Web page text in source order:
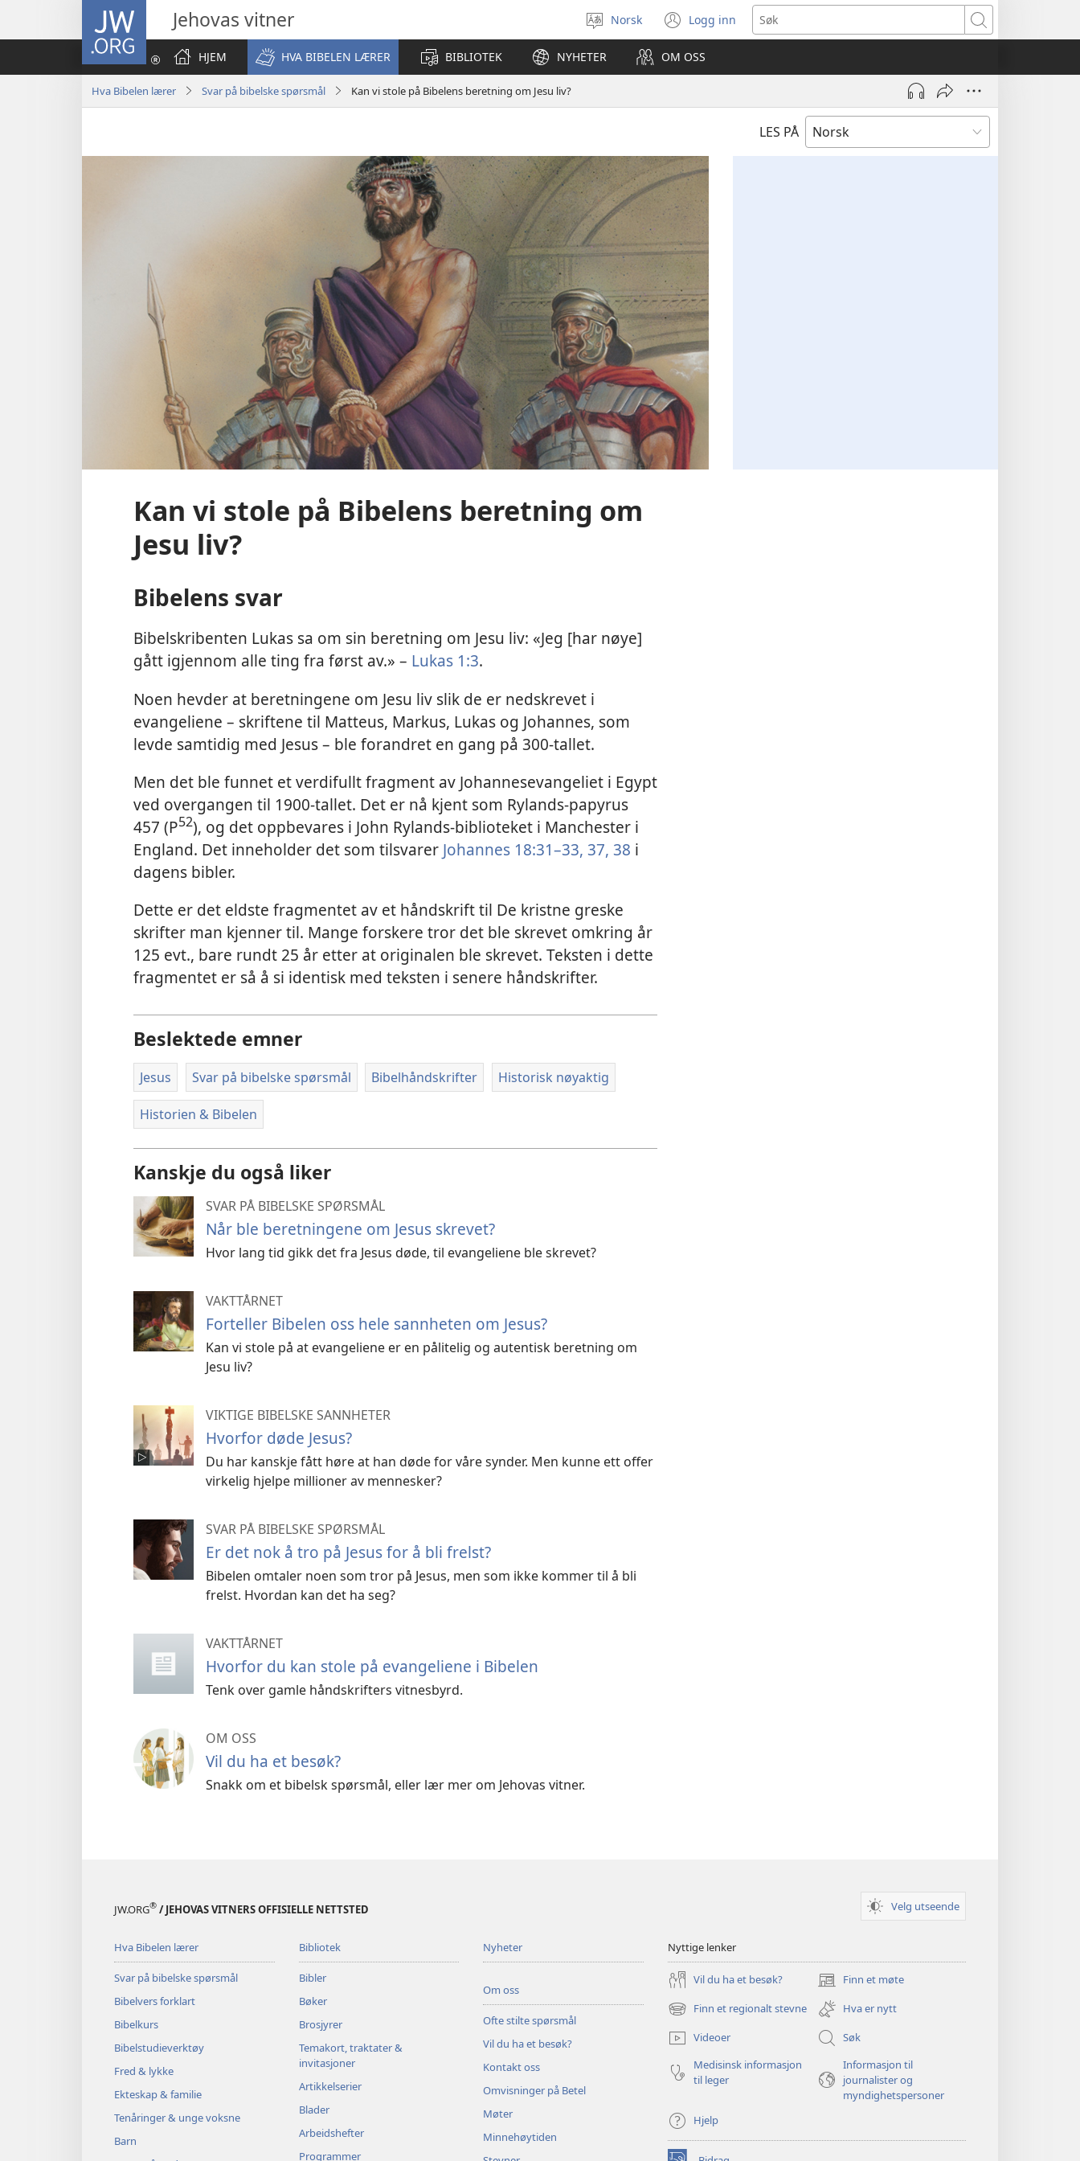
JW.ORG Jehovas vitner
Velg
språk
Norsk Logg inn
(åpner
nytt
vindu)
Søk
HJEM
HVA BIBELEN LÆRER BIBLIOTEK NYHETER OM OSS
Hva Bibelen lærer Svar på bibelske spørsmål Kan vi stole på Bibelens beretning om Jesu liv?
LES PÅ
Kan vi stole på Bibelens beretning om
Jesu liv?
Bibelens svar
Bibelskribenten Lukas sa om sin beretning om Jesu liv: «Jeg [har nøye]
gått igjennom alle ting fra først av.» – Lukas 1:3.
Noen hevder at beretningene om Jesu liv slik de er nedskrevet i
evangeliene – skriftene til Matteus, Markus, Lukas og Johannes, som
levde samtidig med Jesus – ble forandret en gang på 300-tallet.
Men det ble funnet et verdifullt fragment av Johannesevangeliet i Egypt
ved overgangen til 1900-tallet. Det er nå kjent som Rylands-papyrus
457 (P52), og det oppbevares i John Rylands-biblioteket i Manchester i
England. Det inneholder det som tilsvarer Johannes 18:31–33, 37, 38 i
dagens bibler.
Dette er det eldste fragmentet av et håndskrift til De kristne greske
skrifter man kjenner til. Mange forskere tror det ble skrevet omkring år
125 evt., bare rundt 25 år etter at originalen ble skrevet. Teksten i dette
fragmentet er så å si identisk med teksten i senere håndskrifter.
Beslektede emner
Jesus Svar på bibelske spørsmål Bibelhåndskrifter Historisk nøyaktig
Historien & Bibelen
Kanskje du også liker
SVAR PÅ BIBELSKE SPØRSMÅL
Når ble beretningene om Jesus skrevet?
Hvor lang tid gikk det fra Jesus døde, til evangeliene ble skrevet?
VAKTTÅRNET
Forteller Bibelen oss hele sannheten om Jesus?
Kan vi stole på at evangeliene er en pålitelig og autentisk beretning om
Jesu liv?
VIKTIGE BIBELSKE SANNHETER
Hvorfor døde Jesus?
Du har kanskje fått høre at han døde for våre synder. Men kunne ett offer
virkelig hjelpe millioner av mennesker?
SVAR PÅ BIBELSKE SPØRSMÅL
Er det nok å tro på Jesus for å bli frelst?
Bibelen omtaler noen som tror på Jesus, men som ikke kommer til å bli
frelst. Hvordan kan det ha seg?
VAKTTÅRNET
Hvorfor du kan stole på evangeliene i Bibelen
Tenk over gamle håndskrifters vitnesbyrd.
OM OSS
Vil du ha et besøk?
Snakk om et bibelsk spørsmål, eller lær mer om Jehovas vitner.
JW.ORG® / JEHOVAS VITNERS OFFISIELLE NETTSTED Velg utseende
Hva Bibelen lærer
Svar på bibelske spørsmål
Bibelvers forklart
Bibelkurs
Bibelstudieverktøy
Fred & lykke
Ekteskap & familie
Tenåringer & unge voksne
Barn
Bibliotek
Bibler
Bøker
Brosjyrer
Temakort, traktater &
invitasjoner
Artikkelserier
Blader
Arbeidshefter
Programmer
Nyheter
Om oss
Ofte stilte spørsmål
Vil du ha et besøk?
Kontakt oss
Omvisninger på Betel
Møter
Minnehøytiden
Nyttige lenker
Vil du ha et besøk? Finn et møte
(åpner
nytt
vindu)
Finn et regionalt stevne
(åpner
nytt
vindu)
Hva er nytt
Videoer
Søk
Medisinsk informasjon
til leger
Informasjon til
journalister og
myndighetspersoner
Hjelp